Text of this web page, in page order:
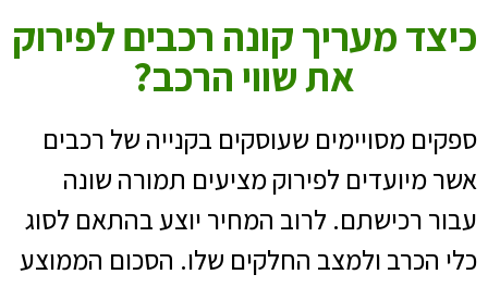
כיצד מעריך קונה רכבים לפירוק
את שווי הרכב?
ספקים מסויימים שעוסקים בקנייה של רכבים
אשר מיועדים לפירוק מציעים תמורה שונה
עבור רכישתם. לרוב המחיר יוצע בהתאם לסוג
כלי הכרב ולמצב החלקים שלו. הסכום הממוצע